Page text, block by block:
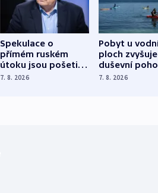
Spekulace o
přímém ruském
útoku jsou pošetilé,
míní estonský
7. 8. 2026
Pobyt u
ploch zvyšuje
duševní
ukázala
7. 8. 2026